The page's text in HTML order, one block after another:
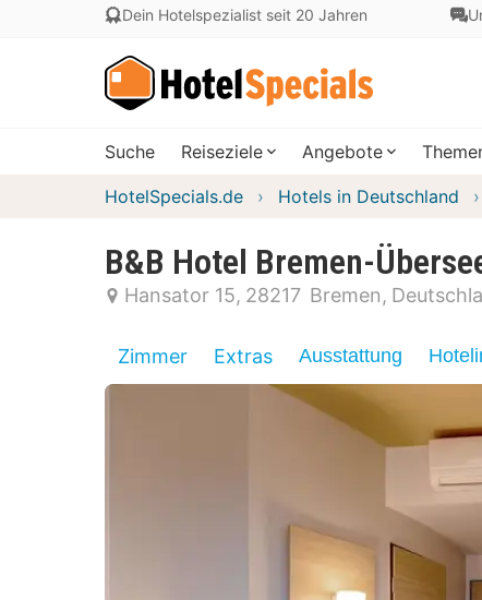
Dein Hotelspezialist seit 20 Jahren
Suche Reiseziele Angebote
HotelSpecials.de Hotels in Deutschland
B&B Hotel Bremen-
Hansator 15 28217 Bremen
Zimmer Extras Ausstattung